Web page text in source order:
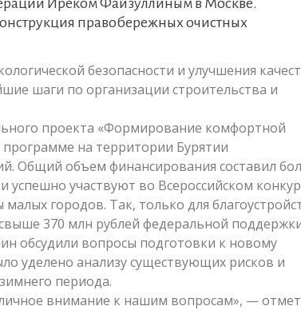
правобережных очистных
безопасности и улучшения
шаги по организации строительства и
проекта «Формирование комфортной
программе на территории Бурятии
Общий объем финансирования составил
участвуют во Всероссийском
городов. Так, только для
370 млн рублей федеральной
обсудили вопросы подготовки к новому
уделено анализу существующих рисков и
периода.
внимание к нашим вопросам», —